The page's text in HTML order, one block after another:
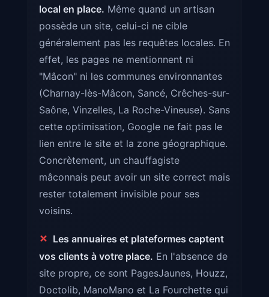
local en place. Même quand un artisan
possède un site, celui-ci ne cible
généralement pas les requêtes locales. En
effet, les pages ne mentionnent ni
"Mâcon" ni les communes environnantes
(Charnay-lès-Mâcon, Sancé, Crêches-sur-
Saône, Vinzelles, La Roche-Vineuse). Sans
cette optimisation, Google ne fait pas le
lien entre le site et la zone géographique.
Concrètement, un chauffagiste
mâconnais peut avoir un site correct mais
rester totalement invisible pour ses
voisins.
✕ Les annuaires et plateformes captent
vos clients à votre place. En l'absence de
site propre, ce sont PagesJaunes, Houzz,
Doctolib, ManoMano et La Fourchette qui